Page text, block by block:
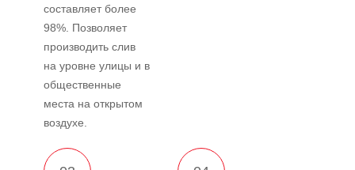
составляет более
98%. Позволяет
производить слив
на уровне улицы и в
общественные
места на открытом
воздухе.